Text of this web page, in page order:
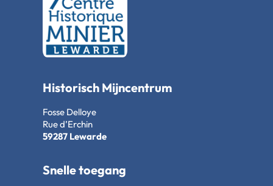
Historisch Mijncentrum
Fosse Delloye
Rue d’Erchin
59287 Lewarde
Snelle toegang